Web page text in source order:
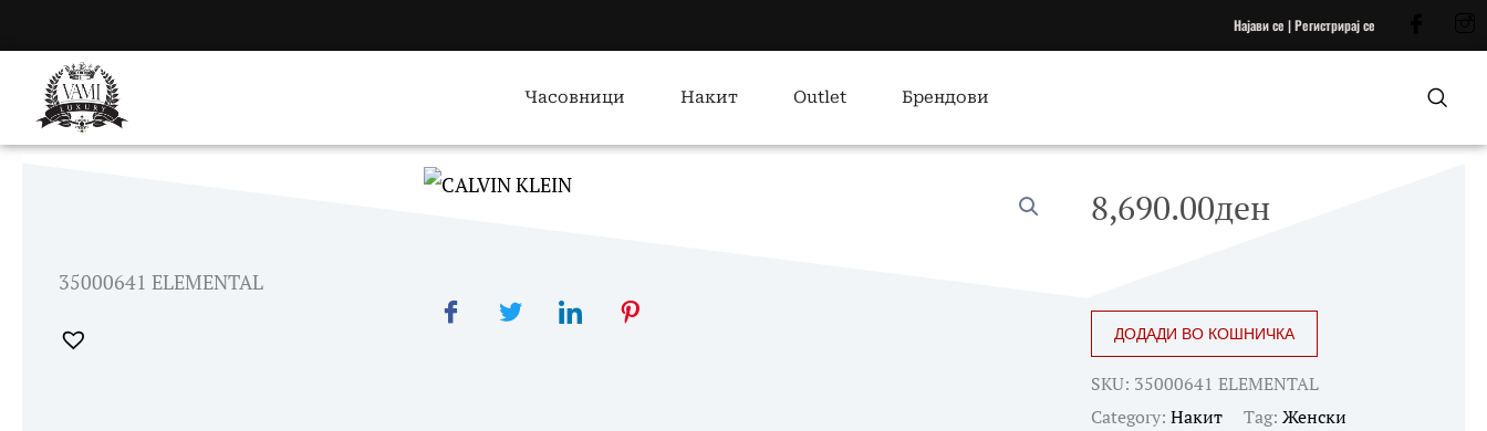
to
content
Најави се | Регистрирај се
Часовници Накит Outlet Брендови
35000641 ELEMENTAL
8,690.00ден
CALVIN
KLEIN
quantity
ДОДАДИ ВО КОШНИЧКА
SKU: 35000641 ELEMENTAL
Category:Накит Tag:Женски